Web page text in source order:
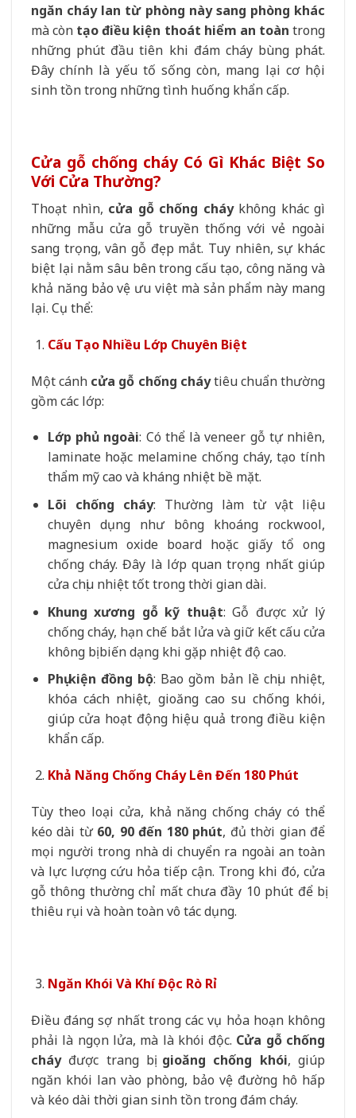
ngăn cháy lan từ phòng này sang phòng khác
mà còn tạo điều kiện thoát hiểm an toàn trong
những phút đầu tiên khi đám cháy bùng phát.
Đây chính là yếu tố sống còn, mang lại cơ hội
sinh tồn trong những tình huống khẩn cấp.
Cửa gỗ chống cháy Có Gì Khác Biệt So
Với Cửa Thường?
Thoạt nhìn, cửa gỗ chống cháykhông khác gì
những mẫu cửa gỗ truyền thống với vẻ ngoài
sang trọng, vân gỗ đẹp mắt. Tuy nhiên, sự khác
biệt lại nằm sâu bên trong cấu tạo, công năng và
khả năng bảo vệ ưu việt mà sản phẩm này mang
lại. Cụ thể:
Cấu Tạo Nhiều Lớp Chuyên Biệt
Một cánh cửa gỗ chống cháytiêu chuẩn thường
gồm các lớp:
Lớp phủ ngoài: Có thể là veneer gỗ tự nhiên,
laminate hoặc melamine chống cháy, tạo tính
thẩm mỹ cao và kháng nhiệt bề mặt.
Lõi chống cháy: Thường làm từ vật liệu
chuyên dụng như bông khoáng rockwool,
magnesium oxide board hoặc giấy tổ ong
chống cháy. Đây là lớp quan trọng nhất giúp
cửa chịu nhiệt tốt trong thời gian dài.
Khung xương gỗ kỹ thuật: Gỗ được xử lý
chống cháy, hạn chế bắt lửa và giữ kết cấu cửa
không bị biến dạng khi gặp nhiệt độ cao.
Phụ kiện đồng bộ: Bao gồm bản lề chịu nhiệt,
khóa cách nhiệt, gioăng cao su chống khói,
giúp cửa hoạt động hiệu quả trong điều kiện
khẩn cấp.
Khả Năng Chống Cháy Lên Đến 180 Phút
Tùy theo loại cửa, khả năng chống cháy có thể
kéo dài từ 60, 90 đến 180 phút, đủ thời gian để
mọi người trong nhà di chuyển ra ngoài an toàn
và lực lượng cứu hỏa tiếp cận. Trong khi đó, cửa
gỗ thông thường chỉ mất chưa đầy 10 phút để bị
thiêu rụi và hoàn toàn vô tác dụng.
Ngăn Khói Và Khí Độc Rò Rỉ
Điều đáng sợ nhất trong các vụ hỏa hoạn không
phải là ngọn lửa, mà là khói độc. Cửa gỗ chống
cháyđược trang bị gioăng chống khói, giúp
ngăn khói lan vào phòng, bảo vệ đường hô hấp
và kéo dài thời gian sinh tồn trong đám cháy.